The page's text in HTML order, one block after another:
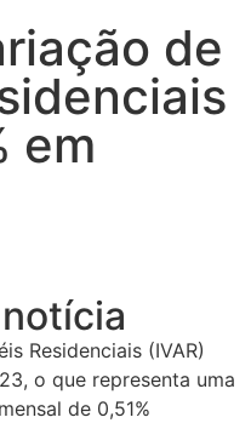
de
em
Residenciais (IVAR)
o que representa uma
de 0,51%